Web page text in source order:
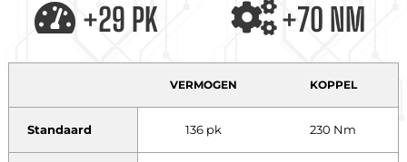
+29 PK +70 NM
VERMOGEN KOPPEL
Standaard 136 pk 230 Nm